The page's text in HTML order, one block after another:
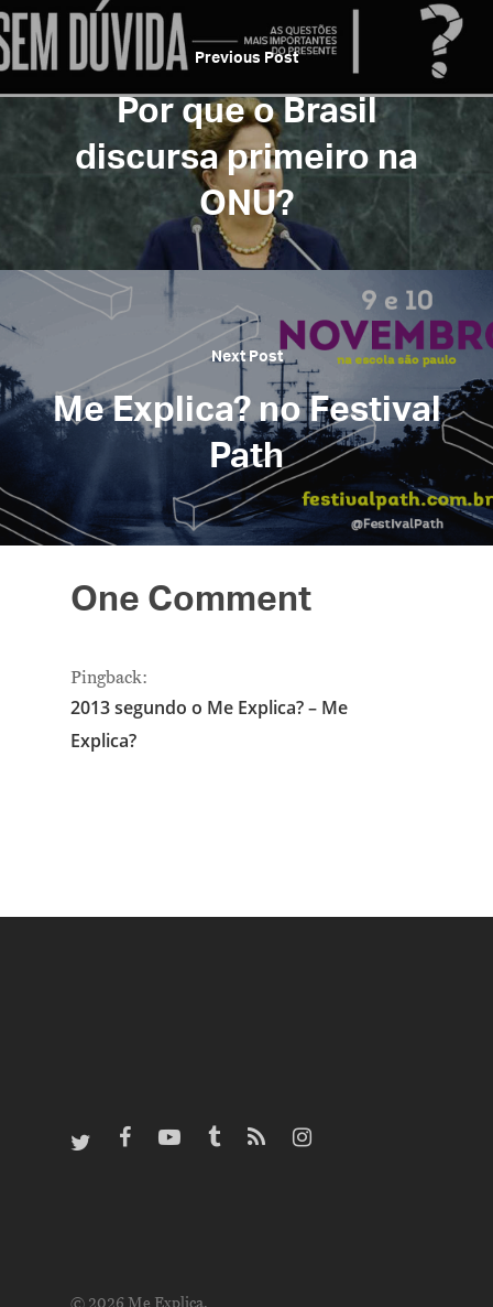
Previous Post
Por que o Brasil
discursa primeiro na
ONU?
Next Post
Me Explica? no Festival
Path
One Comment
Pingback:
2013 segundo o Me Explica? – Me
Explica?